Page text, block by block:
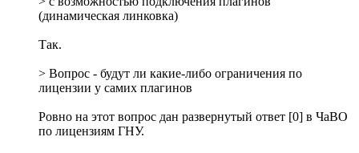
(динамическая линковка)
Так.
> Вопрос - будут ли какие-либо ограничения по
лицензии у самих плагинов
Ровно на этот вопрос дан развернутый ответ [0] в ЧаВО
по лицензиям ГНУ.